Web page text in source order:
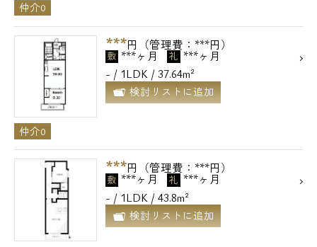
仲介0
***円（管理費：***円）
敷 ***ヶ月 礼 ***ヶ月
- / 1LDK / 37.64m²
検討リストに追加
仲介0
***円（管理費：***円）
敷 ***ヶ月 礼 ***ヶ月
- / 1LDK / 43.8m²
検討リストに追加